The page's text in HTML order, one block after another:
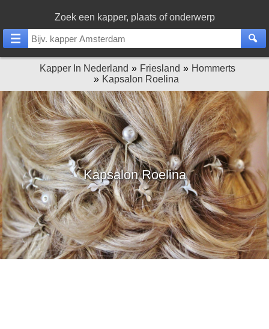
Zoek een kapper, plaats of onderwerp
Kapper In Nederland Friesland
Hommerts
Kapsalon Roelina
Kapsalon Roelina